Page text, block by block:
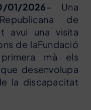
2026– Una
de
avui una visita
de laFundació
mà els
desenvolupa
la discapacitat